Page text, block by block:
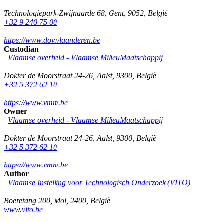
Technologiepark-Zwijnaarde 68 Gent, 9052 België
+32 9 240 75 00
https://www.dov.vlaanderen.be
Custodian
Vlaamse overheid - Vlaamse MilieuMaatschappij
Dokter de Moorstraat 24-26 Aalst, 9300 België
+32 5 372 62 10
https://www.vmm.be
Owner
Vlaamse overheid - Vlaamse MilieuMaatschappij
Dokter de Moorstraat 24-26 Aalst, 9300 België
+32 5 372 62 10
https://www.vmm.be
Author
Vlaamse Instelling voor Technologisch Onderzoek (VITO)
Boeretang 200 Mol 2400 België
www.vito.be